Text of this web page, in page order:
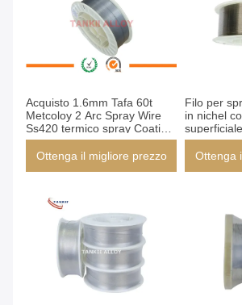
Acquisto 1.6mm Tafa 60t
Metcoloy 2 Arc Spray Wire
Ss420 termico spray Coating
Wire
Ottenga il migliore prezzo
Filo per
in nichel
all'usura
Ottenga